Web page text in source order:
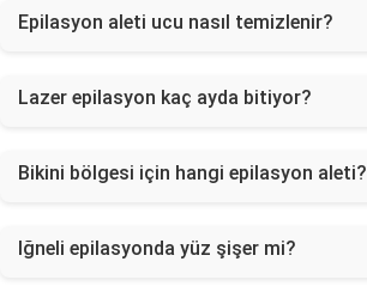
Epilasyon aleti ucu nasıl temizlenir?
Lazer epilasyon kaç ayda bitiyor?
Bikini bölgesi için hangi epilasyon aleti?
Iğneli epilasyonda yüz şişer mi?